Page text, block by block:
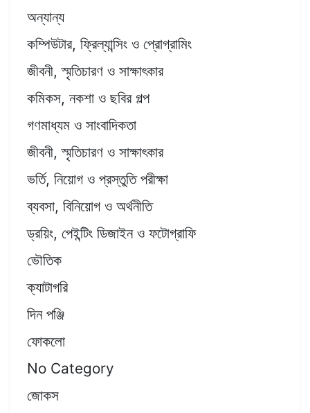
অন্যান্য
কম্পিউটার, ফ্রিল্যান্সিং ও প্রোগ্রামিং
জীবনী, স্মৃতিচারণ ও সাক্ষাৎকার
কমিকস, নকশা ও ছবির গল্প
গণমাধ্যম ও সাংবাদিকতা
জীবনী, স্মৃতিচারণ ও সাক্ষাৎকার
ভর্তি, নিয়োগ ও প্রস্তুতি পরীক্ষা
ব্যবসা, বিনিয়োগ ও অর্থনীতি
ড্রয়িং, পেইন্টিং ডিজাইন ও ফটোগ্রাফি
ভৌতিক
ক্যাটাগরি
দিন পঞ্জি
ফোকলো
No Category
জোকস